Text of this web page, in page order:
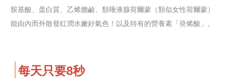
胺基酸、蛋白質、乙烯膽鹼、類唾液腺荷爾蒙（類似女性荷爾蒙）
能由內而外散發紅潤水嫩好氣色！以及特有的營養素「癸烯酸」。
每天只要8秒